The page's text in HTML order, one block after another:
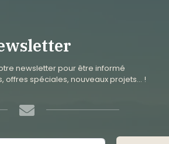
newsletter pour être informé
offres spéciales, nouveaux projets… !